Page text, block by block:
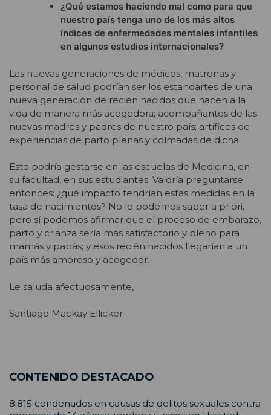
¿Qué estamos haciendo mal como para que
nuestro país tenga uno de los más altos
índices de enfermedades mentales infantiles
en algunos estudios internacionales?
Las nuevas generaciones de médicos, matronas y
personal de salud podrían ser los estandartes de una
nueva generación de recién nacidos que nacen a la
vida de manera más acogedora; acompañantes de las
nuevas madres y padres de nuestro país; artífices de
experiencias de parto plenas y colmadas de dicha.
Esto podría gestarse en las escuelas de Medicina, en
su facultad, en sus estudiantes. Valdría preguntarse
entonces: ¿qué impacto tendrían estas medidas en la
tasa de nacimientos? No lo podemos saber a priori,
pero sí podemos afirmar que el proceso de embarazo,
parto y crianza sería más satisfactorio y pleno para
mamás y papás; y esos recién nacidos llegarían a un
país más amoroso y acogedor.
Le saluda afectuosamente,
Santiago Mackay Ellicker
CONTENIDO DESTACADO
8.815 condenados en causas de delitos sexuales contra